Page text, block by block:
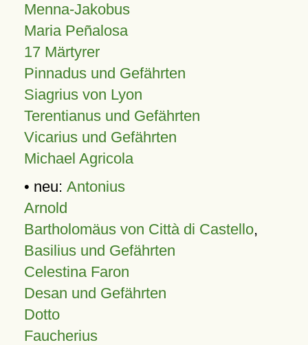
Menna-Jakobus
Maria Peñalosa
17 Märtyrer
Pinnadus und Gefährten
Siagrius von Lyon
Terentianus und Gefährten
Vicarius und Gefährten
Michael Agricola
• neu: Antonius
Arnold
Bartholomäus von Città di Castello,
Basilius und Gefährten
Celestina Faron
Desan und Gefährten
Dotto
Faucherius